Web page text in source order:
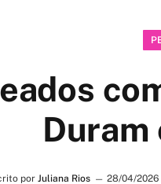
Duram
por Juliana Rios 28/04/2026